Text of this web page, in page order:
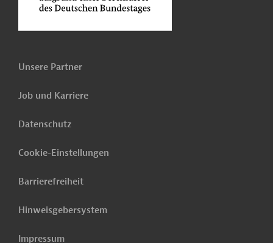
Unsere Partner
Job und Karriere
Datenschutz
Cookie-Einstellungen
Barrierefreiheit
Hinweisgebersystem
Impressum